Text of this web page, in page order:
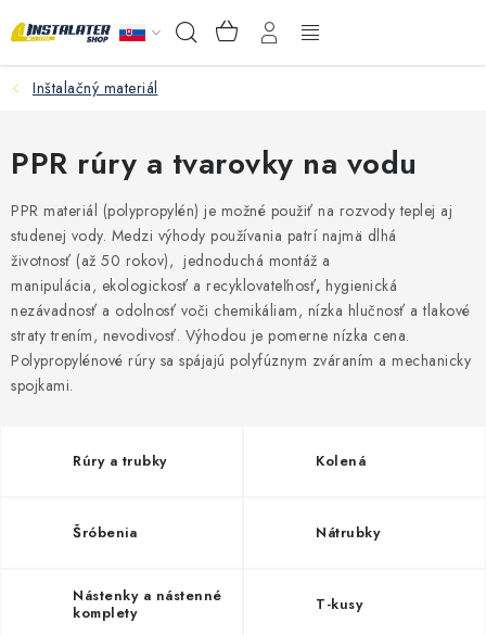
na
Hľadať NÁKUPNÝ
KOŠÍK
Inštalačný materiál
Podlahové kúrenie
Čerpadlá a vodárne
VEĽKOOBCHOD
AKO VYBRAŤ?
PREDAJŇA - RAKOVÁ
Inštalačný materiál
PPR rúry a tvarovky na vodu
PPR materiál (polypropylén) je možné použiť na rozvody teplej aj
studenej vody. Medzi výhody používania patrí najmä dlhá
životnosť (až 50 rokov), jednoduchá montáž a
manipulácia, ekologickosť a recyklovateľnosť, hygienická
nezávadnosť a odolnosť voči chemikáliam, nízka hlučnosť a tlakové
straty trením, nevodivosť. Výhodou je pomerne nízka cena.
Polypropylénové rúry sa spájajú polyfúznym zváraním a mechanicky
spojkami.
Rúry a trubky Kolená
Šróbenia Nátrubky
Nástenky a nástenné
komplety
T-kusy